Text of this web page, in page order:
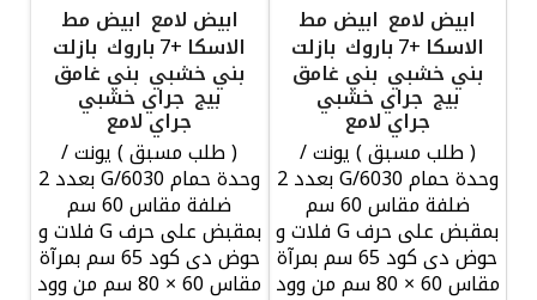
ابيض لامع ابيض مط
الاسكا +7 باروك بازلت
بني خشبي بني غامق
بيج جراي خشبي
جراي لامع
( طلب مسبق ) يونت /
وحدة حمام G/6030 بعدد 2
ضلفة مقاس 60 سم
بمقبض على حرف G فلات و
حوض دى كود 65 سم بمرآة
مقاس 60 × 80 سم من وود
ابيض لامع ابيض مط
الاسكا +7 باروك بازلت
بني خشبي بني غامق
بيج جراي خشبي
جراي لامع
( طلب مسبق ) يونت /
وحدة حمام G/6030 بعدد 2
ضلفة مقاس 60 سم
بمقبض على حرف G فلات و
حوض دى كود 65 سم بمرآة
مقاس 60 × 80 سم من وود